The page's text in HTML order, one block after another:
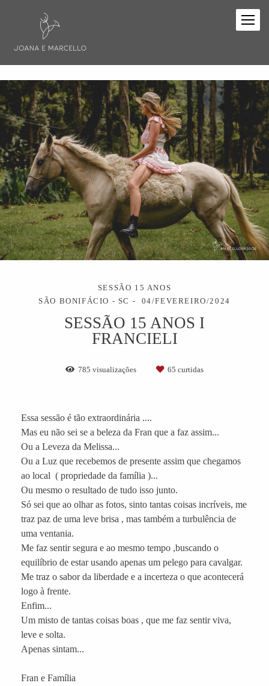
SESSÃO 15 ANOS
SÃO BONIFÁCIO - SC
04/FEVEREIRO/2024
SESSÃO 15 ANOS I
FRANCIELI
785 visualizações 65 curtidas
Essa sessão é tão extraordinária ....
Mas eu não sei se a beleza da Fran que a faz assim...
Ou a Leveza da Melissa...
Ou a Luz que recebemos de presente assim que chegamos
ao local ( propriedade da família )...
Ou mesmo o resultado de tudo isso junto.
Só sei que ao olhar as fotos, sinto tantas coisas incríveis, me
traz paz de uma leve brisa , mas também a turbulência de
uma ventania.
Me faz sentir segura e ao mesmo tempo ,buscando o
equilíbrio de estar usando apenas um pelego para cavalgar.
Me traz o sabor da liberdade e a incerteza o que acontecerá
logo à frente.
Enfim...
Um misto de tantas coisas boas , que me faz sentir viva,
leve e solta.
Apenas sintam...
Fran e Família